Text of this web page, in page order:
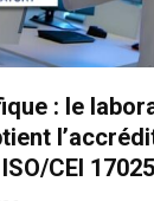
: le
CEI 17025